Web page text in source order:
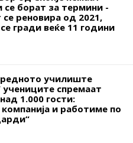
се борат за термини -
реновира од 2021,
гради веќе 11 години
училиште
учениците спремаат
1.000 гости:
и работиме по